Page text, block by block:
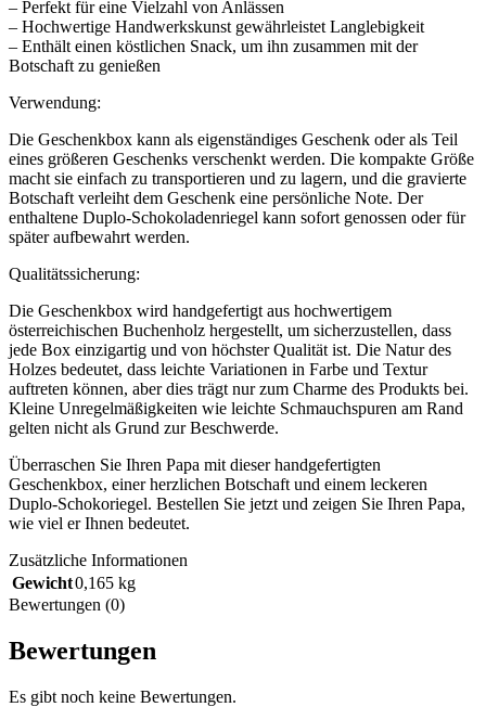
– Perfekt für eine Vielzahl von Anlässen
– Hochwertige Handwerkskunst gewährleistet Langlebigkeit
– Enthält einen köstlichen Snack, um ihn zusammen mit der
Botschaft zu genießen
Verwendung:
Die Geschenkbox kann als eigenständiges Geschenk oder als Teil
eines größeren Geschenks verschenkt werden. Die kompakte Größe
macht sie einfach zu transportieren und zu lagern, und die gravierte
Botschaft verleiht dem Geschenk eine persönliche Note. Der
enthaltene Duplo-Schokoladenriegel kann sofort genossen oder für
später aufbewahrt werden.
Qualitätssicherung:
Die Geschenkbox wird handgefertigt aus hochwertigem
österreichischen Buchenholz hergestellt, um sicherzustellen, dass
jede Box einzigartig und von höchster Qualität ist. Die Natur des
Holzes bedeutet, dass leichte Variationen in Farbe und Textur
auftreten können, aber dies trägt nur zum Charme des Produkts bei.
Kleine Unregelmäßigkeiten wie leichte Schmauchspuren am Rand
gelten nicht als Grund zur Beschwerde.
Überraschen Sie Ihren Papa mit dieser handgefertigten
Geschenkbox, einer herzlichen Botschaft und einem leckeren
Duplo-Schokoriegel. Bestellen Sie jetzt und zeigen Sie Ihren Papa,
wie viel er Ihnen bedeutet.
Zusätzliche Informationen
Gewicht0,165 kg
Bewertungen (0)
Bewertungen
Es gibt noch keine Bewertungen.